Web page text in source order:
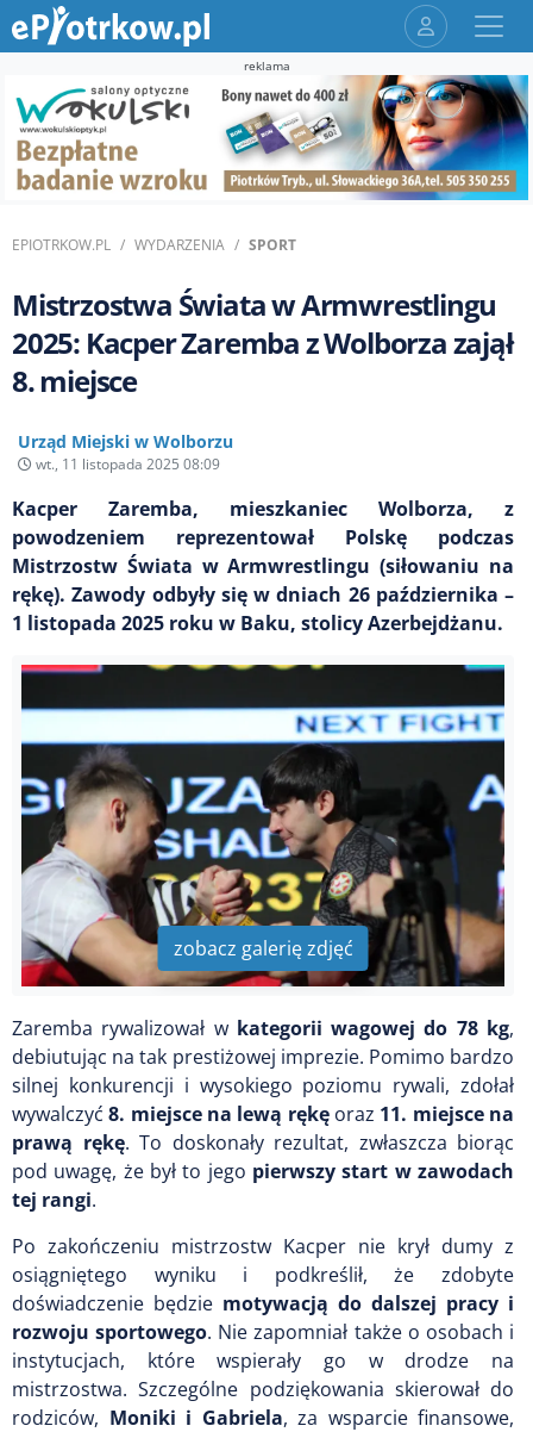
reklama
EPIOTRKOW.PL WYDARZENIA SPORT
Mistrzostwa Świata w Armwrestlingu
2025: Kacper Zaremba z Wolborza zajął
8. miejsce
Urząd Miejski w Wolborzu
wt., 11 listopada 2025 08:09
Kacper Zaremba, mieszkaniec Wolborza, z
powodzeniem reprezentował Polskę podczas
Mistrzostw Świata w Armwrestlingu (siłowaniu na
rękę). Zawody odbyły się w dniach 26 października –
1 listopada 2025 roku w Baku, stolicy Azerbejdżanu.
zobacz galerię zdjęć
Zaremba rywalizował w kategorii wagowej do 78 kg,
debiutując na tak prestiżowej imprezie. Pomimo bardzo
silnej konkurencji i wysokiego poziomu rywali, zdołał
wywalczyć8. miejsce na lewą rękęoraz 11. miejsce na
prawą rękę. To doskonały rezultat, zwłaszcza biorąc
pod uwagę, że był to jego pierwszy start w zawodach
tej rangi.
Po zakończeniu mistrzostw Kacper nie krył dumy z
osiągniętego wyniku i podkreślił, że zdobyte
doświadczenie będzie motywacją do dalszej pracy i
rozwoju sportowego. Nie zapomniał także o osobach i
instytucjach, które wspierały go w drodze na
mistrzostwa. Szczególne podziękowania skierował do
rodziców, Moniki i Gabriela, za wsparcie finansowe,